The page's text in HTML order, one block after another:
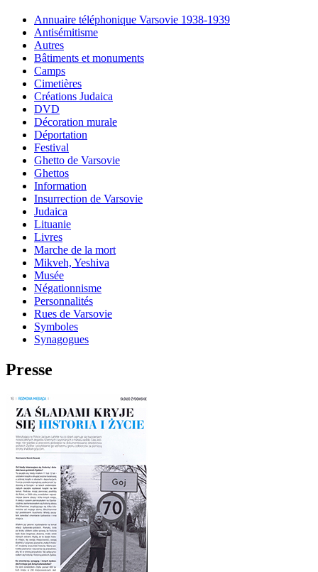
Annuaire téléphonique Varsovie 1938-1939
Antisémitisme
Autres
Bâtiments et monuments
Camps
Cimetières
Créations Judaica
DVD
Décoration murale
Déportation
Festival
Ghetto de Varsovie
Ghettos
Information
Insurrection de Varsovie
Judaica
Lituanie
Livres
Marche de la mort
Mikveh, Yeshiva
Musée
Négationnisme
Personnalités
Rues de Varsovie
Symboles
Synagogues
Presse